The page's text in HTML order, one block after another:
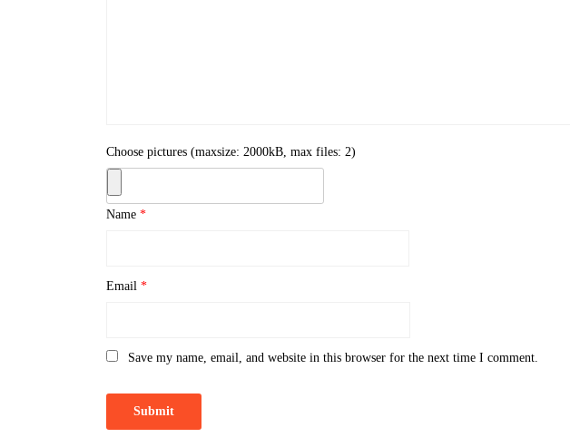
Choose pictures (maxsize: 2000kB, max files: 2)
Name*
Email*
Save my name, email, and website in this browser for the next time I comment.